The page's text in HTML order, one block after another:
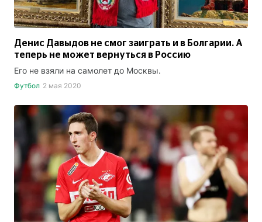
Денис Давыдов не смог заиграть и в Болгарии. А
теперь не может вернуться в Россию
Его не взяли на самолет до Москвы.
Футбол 2 мая 2020